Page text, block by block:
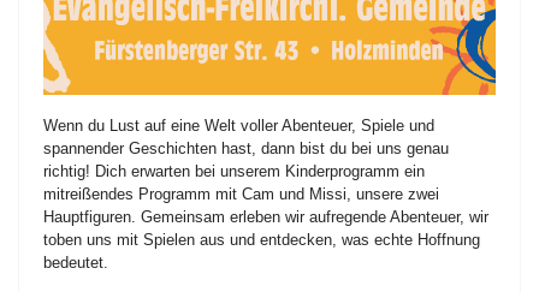
Wenn du Lust auf eine Welt voller Abenteuer, Spiele und
spannender Geschichten hast, dann bist du bei uns genau
richtig! Dich erwarten bei unserem Kinderprogramm ein
mitreißendes Programm mit Cam und Missi, unsere zwei
Hauptfiguren. Gemeinsam erleben wir aufregende Abenteuer, wir
toben uns mit Spielen aus und entdecken, was echte Hoffnung
bedeutet.